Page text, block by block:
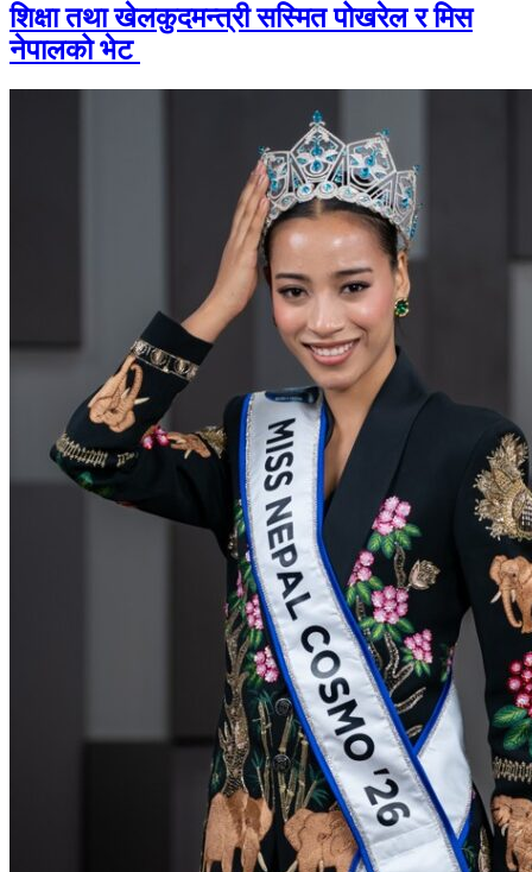
शिक्षा तथा खेलकुदमन्त्री सस्मित पोखरेल र मिस
नेपालको भेट